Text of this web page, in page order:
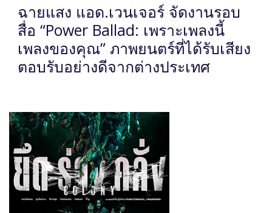
ฉายแสง แอด.เวนเจอร์ จัดงานรอบ
สื่อ “Power Ballad: เพราะเพลงนี้
เพลงของคุณ” ภาพยนตร์ที่ได้รับเสียง
ตอบรับอย่างดีจากต่างประเทศ